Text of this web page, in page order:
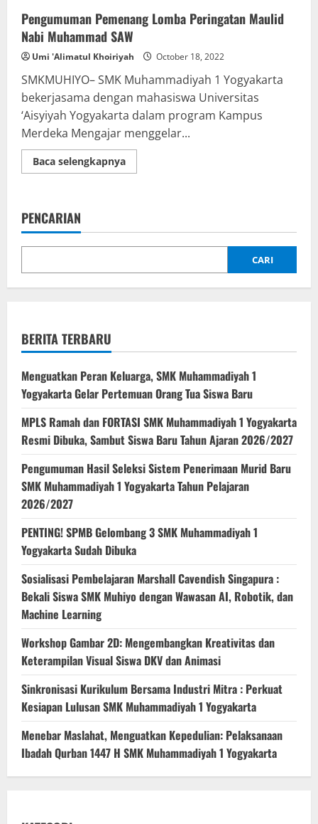
Pengumuman Pemenang Lomba Peringatan Maulid
Nabi Muhammad SAW
Umi 'Alimatul Khoiriyah October 18, 2022
SMKMUHIYO– SMK Muhammadiyah 1 Yogyakarta
bekerjasama dengan mahasiswa Universitas
‘Aisyiyah Yogyakarta dalam program Kampus
Merdeka Mengajar menggelar...
Baca selengkapnyaRead
more
Maulid
Muhammad
PENCARIAN
CARI
BERITA TERBARU
Menguatkan Peran Keluarga, SMK Muhammadiyah 1
Yogyakarta Gelar Pertemuan Orang Tua Siswa Baru
MPLS Ramah dan FORTASI SMK Muhammadiyah 1 Yogyakarta
Resmi Dibuka, Sambut Siswa Baru Tahun Ajaran 2026/2027
Pengumuman Hasil Seleksi Sistem Penerimaan Murid Baru
SMK Muhammadiyah 1 Yogyakarta Tahun Pelajaran
2026/2027
PENTING! SPMB Gelombang 3 SMK Muhammadiyah 1
Yogyakarta Sudah Dibuka
Sosialisasi Pembelajaran Marshall Cavendish Singapura :
Bekali Siswa SMK Muhiyo dengan Wawasan AI, Robotik, dan
Machine Learning
Workshop Gambar 2D: Mengembangkan Kreativitas dan
Keterampilan Visual Siswa DKV dan Animasi
Sinkronisasi Kurikulum Bersama Industri Mitra : Perkuat
Kesiapan Lulusan SMK Muhammadiyah 1 Yogyakarta
Menebar Maslahat, Menguatkan Kepedulian: Pelaksanaan
Ibadah Qurban 1447 H SMK Muhammadiyah 1 Yogyakarta